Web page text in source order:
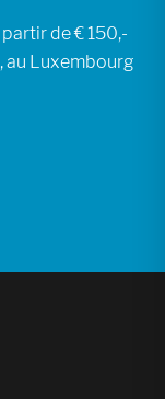
de € 150,-
au Luxembourg